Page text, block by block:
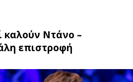
καλούν Ντάνο –
επιστροφή